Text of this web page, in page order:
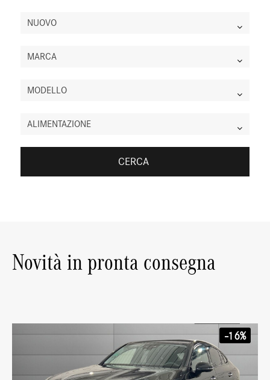
Officina
Accessori e Collection
NUOVO
MARCA
MODELLO
ALIMENTAZIONE
CERCA
Novità in pronta consegna
-16%